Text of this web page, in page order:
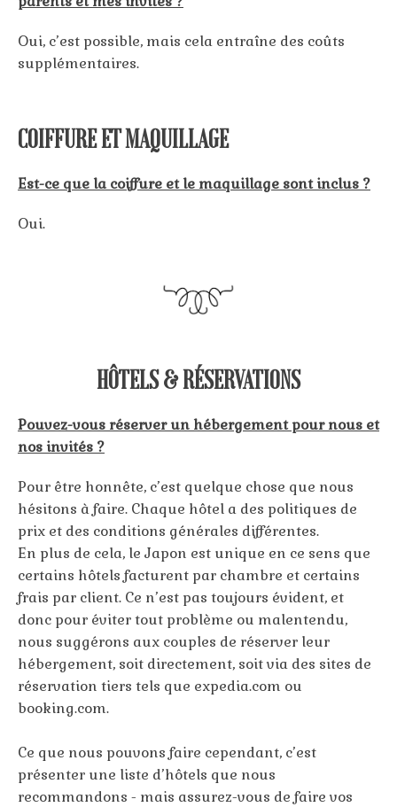
Oui, c’est possible, mais cela entraîne des coûts
supplémentaires.
COIFFURE ET MAQUILLAGE
Est-ce que la coiffure et le maquillage sont inclus ?
Oui.
HÔTELS & RÉSERVATIONS
Pouvez-vous réserver un hébergement pour nous et
nos invités ?
Pour être honnête, c’est quelque chose que nous
hésitons à faire. Chaque hôtel a des politiques de
prix et des conditions générales différentes.
En plus de cela, le Japon est unique en ce sens que
certains hôtels facturent par chambre et certains
frais par client. Ce n’est pas toujours évident, et
donc pour éviter tout problème ou malentendu,
nous suggérons aux couples de réserver leur
hébergement, soit directement, soit via des sites de
réservation tiers tels que expedia.com ou
booking.com.
Ce que nous pouvons faire cependant, c’est
présenter une liste d’hôtels que nous
recommandons - mais assurez-vous de faire vos